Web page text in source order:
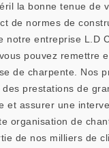
la bonne tenue de
de normes de
notre entreprise L.D
pouvez remettre
de charpente. Nos
prestations de
et assurer une
organisation de
de nos milliers de